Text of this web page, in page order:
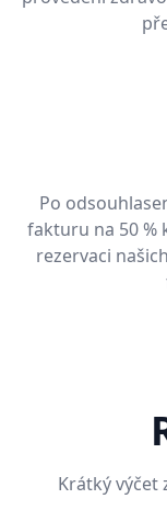
Po
fakturu na 50 %
rezervaci
Krátký výčet